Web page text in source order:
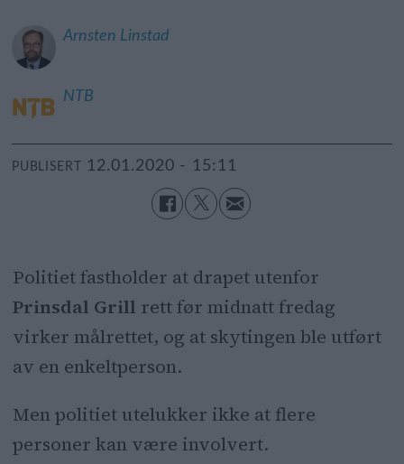
Arnsten Linstad
NTB
PUBLISERT 12.01.2020 - 15:11
Politiet fastholder at drapet utenfor
Prinsdal Grill rett før midnatt fredag
virker målrettet, og at skytingen ble utført
av en enkeltperson.
Men politiet utelukker ikke at flere
personer kan være involvert.